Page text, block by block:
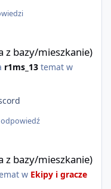
pisanie własnych
Telegram —
z bazy/mieszkanie)
r1ms_13temat w
odpowiedź
z bazy/mieszkanie)
w Ekipy i gracze